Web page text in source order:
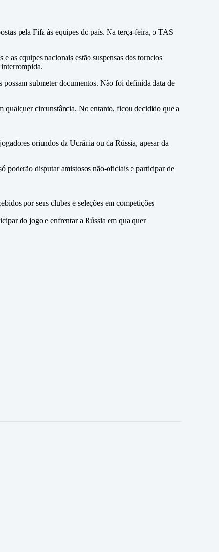
pela Fifa às equipes do país. Na terça-feira, o TAS
as equipes nacionais estão suspensas dos torneios
submeter documentos. Não foi definida data de
qualquer circunstância. No entanto, ficou decidido que a
oriundos da Ucrânia ou da Rússia, apesar da
poderão disputar amistosos não-oficiais e participar de
por seus clubes e seleções em competições
do jogo e enfrentar a Rússia em qualquer